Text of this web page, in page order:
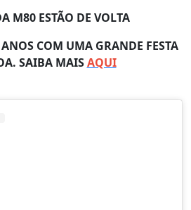
M80 ESTÃO DE VOLTA
COM UMA GRANDE FESTA
SAIBA MAISAQUI